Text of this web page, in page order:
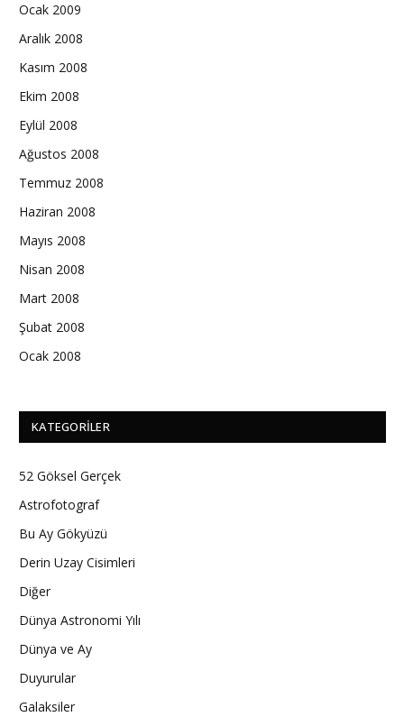
Ocak 2009
Aralık 2008
Kasım 2008
Ekim 2008
Eylül 2008
Ağustos 2008
Temmuz 2008
Haziran 2008
Mayıs 2008
Nisan 2008
Mart 2008
Şubat 2008
Ocak 2008
KATEGORILER
52 Göksel Gerçek
Astrofotograf
Bu Ay Gökyüzü
Derin Uzay Cisimleri
Diğer
Dünya Astronomi Yılı
Dünya ve Ay
Duyurular
Galaksiler